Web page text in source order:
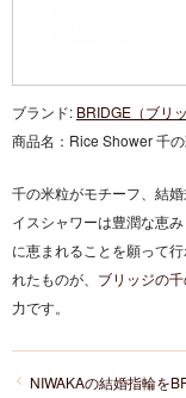
ブランド: BRIDGE（ブリッ
商品名： Rice Shower 千
千の米粒がモチーフ、結
イスシャワーは豊潤な恵
に恵まれることを願って
れたものが、 ブリッジの千
力です。
NIWAKAの結婚指輪をBRIDGEのエンゲー